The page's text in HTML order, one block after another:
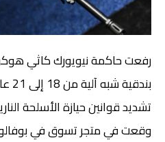
رفعت حاكمة نيويورك كاثي
تشديد قوانين حيازة الأسلحة
وقعت في متجر تسوق في